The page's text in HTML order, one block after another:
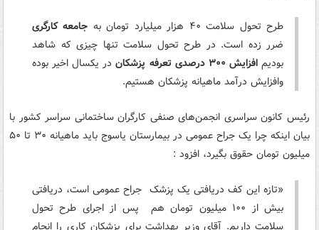
طرح تحول سلامت ۴۰ هزار میلیارد تومان به
جامعه کارگری
ضرر زده است. در طرح تحول سلامت تنها چیزی که شاهد
بودیمافزایش ۳۰۰ درصدی تعرفه پزشکان
در یکسال اخیر بوده
وافزایش درآمد ماهیانه پزشکان هستیم.
رئیس کانون سراسری انجمن‌های صنفی کارگران ساختمانی سراسر کشور با
بیان اینکه ‌چرا یک جراح عمومی در بیمارستان یاسوج باید ماهیانه ۳۰ تا ۵۰
میلیون تومان حقوق بگیرد، افزود :
«تازه این کف دریافتی یک پزشک جراح عمومی است، دریافتی
بیش از ۱۰۰ میلیون تومان هم پس از اجرای طرح تحول
سلامت داریم. آقای وزیر بهداشت برای پزشکان کاری را انجام